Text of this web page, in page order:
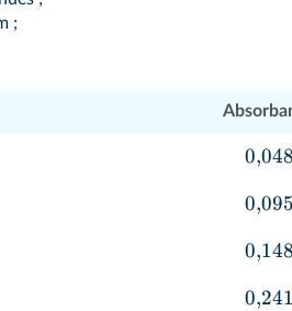
;
0,048
0,095
0,148
0,241